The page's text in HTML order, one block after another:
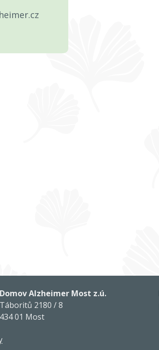
Domov Alzheimer Most z.ú.
Táboritů 2180 / 8
434 01 Most